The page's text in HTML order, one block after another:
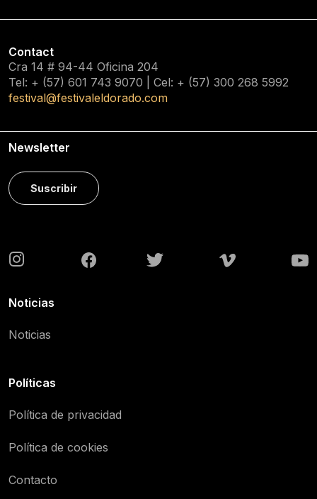
Contact
Cra 14 # 94-44 Oficina 204
Tel: + (57) 601 743 9070 | Cel: + (57) 300 268 5992
festival@festivaleldorado.com
Newsletter
Suscribir
Noticias
Noticias
Políticas
Política de privacidad
Política de cookies
Contacto